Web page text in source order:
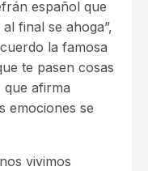
español que
final se ahoga”,
la famosa
te pasen cosas
que afirma
emociones se
vivimos